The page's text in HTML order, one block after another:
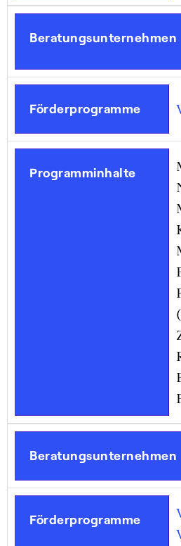
Beratungsunternehmen
Förderprogramme
Programminhalte
Beratungsunternehmen
Förderprogramme